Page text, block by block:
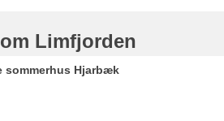
Limfjorden
sommerhus Hjarbæk